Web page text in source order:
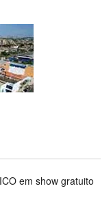
em show gratuito